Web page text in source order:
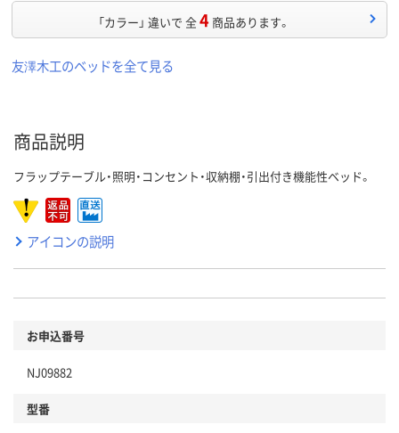
「カラー」 違いで 全4 商品あります。
友澤木工のベッドを全て見る
商品説明
フラップテーブル・照明・コンセント・収納棚・引出付き機能性ベッド。
アイコンの説明
お申込番号
NJ09882
型番